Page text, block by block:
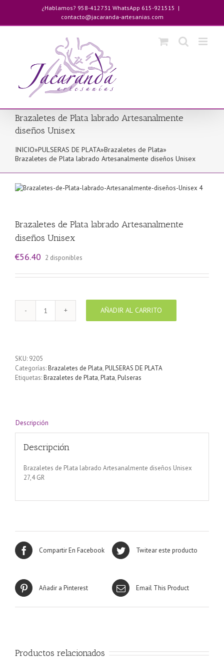
contenido
¿Hablamos? 958-412731 WhatsApp 615-921515 |
contacto@jacaranda-artesanias.com
Brazaletes de Plata labrado Artesanalmente
diseños Unisex
INICIO»PULSERAS DE PLATA»Brazaletes de Plata»
Brazaletes de Plata labrado Artesanalmente diseños Unisex
Brazaletes de Plata labrado Artesanalmente
diseños Unisex
€56.40 2 disponibles
Brazaletes
de
Unisex
cantidad
AÑADIR AL CARRITO
SKU: 9205
Categorías:Brazaletes de Plata,PULSERAS DE PLATA
Etiquetas:Brazaletes de Plata,Plata,Pulseras
Descripción
Descripción
Brazaletes de Plata labrado Artesanalmente diseños Unisex
27,4 GR
Compartir En Facebook Twitear este producto
Añadir a Pinterest Email This Product
Productos relacionados